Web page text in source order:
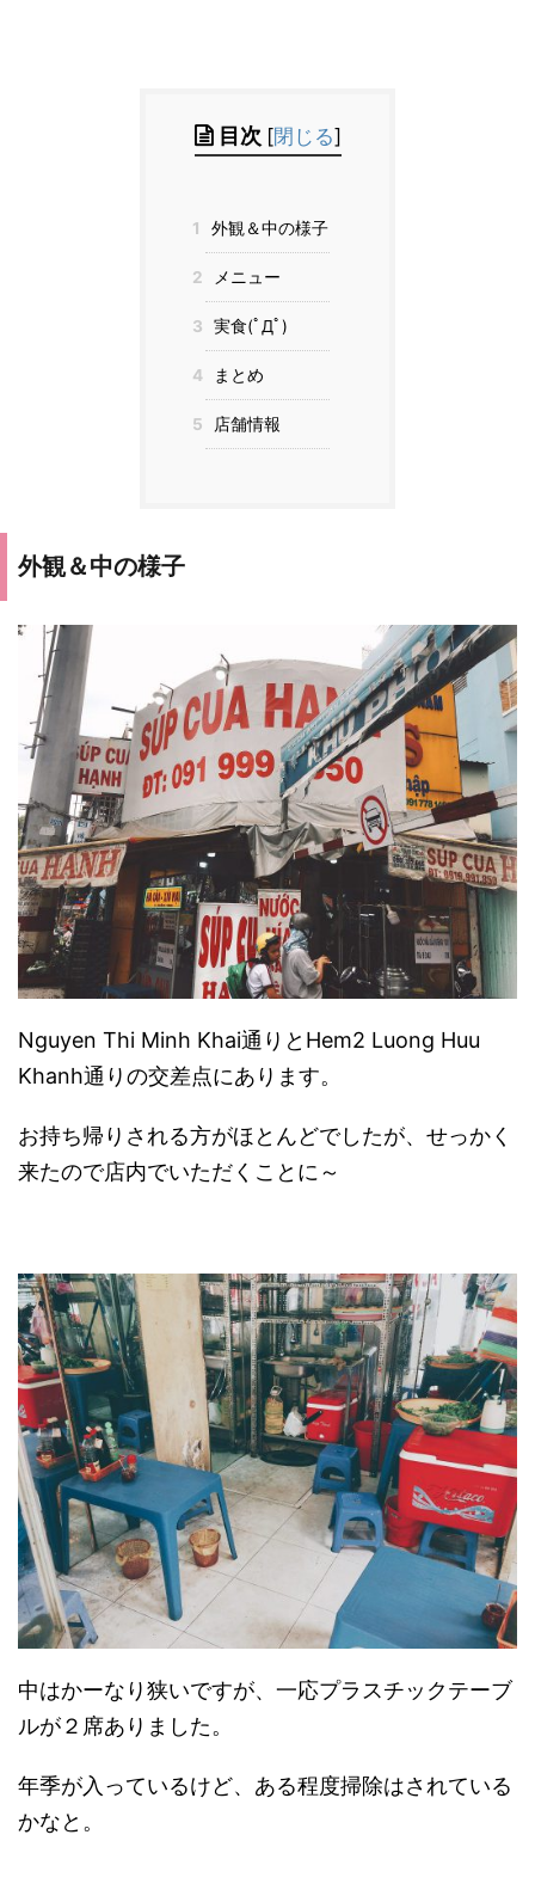
目次 [閉じる]
1 外観＆中の様子
2 メニュー
3 実食(ﾟДﾟ)
4 まとめ
5 店舗情報
外観＆中の様子
Nguyen Thi Minh Khai通りとHem2 Luong Huu
Khanh通りの交差点にあります。
お持ち帰りされる方がほとんどでしたが、せっかく
来たので店内でいただくことに～
中はかーなり狭いですが、一応プラスチックテーブ
ルが２席ありました。
年季が入っているけど、ある程度掃除はされている
かなと。